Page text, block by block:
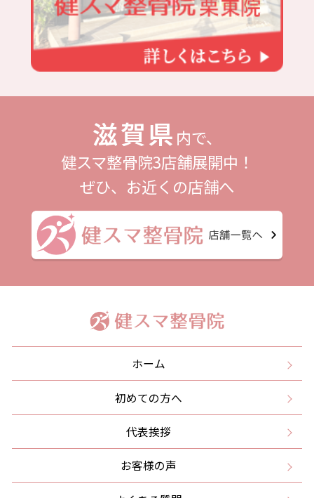
滋賀県 内で、
健スマ整骨院3店舗展開中！
ぜひ、お近くの店舗へ
ホーム
初めての方へ
代表挨拶
お客様の声